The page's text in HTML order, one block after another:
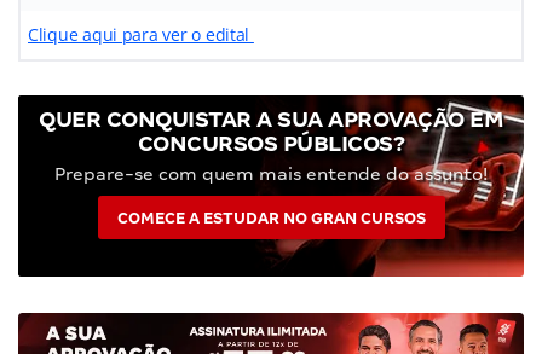
Clique aqui para ver o edital
QUER CONQUISTAR A SUA APROVAÇÃO EM
CONCURSOS PÚBLICOS?
Prepare-se com quem mais entende do assunto!
COMECE A ESTUDAR NO GRAN CURSOS